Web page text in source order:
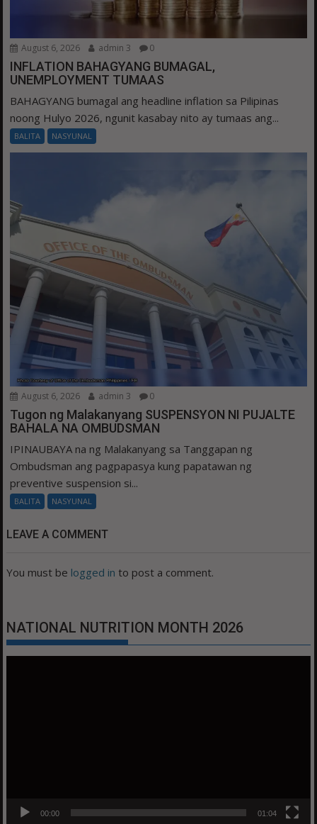
August 6, 2026 admin 3 0
INFLATION BAHAGYANG BUMAGAL,
UNEMPLOYMENT TUMAAS
BAHAGYANG bumagal ang headline inflation sa Pilipinas
noong Hulyo 2026, ngunit kasabay nito ay tumaas ang...
BALITA NASYUNAL
August 6, 2026 admin 3 0
Tugon ng Malakanyang SUSPENSYON NI PUJALTE
BAHALA NA OMBUDSMAN
IPINAUBAYA na ng Malakanyang sa Tanggapan ng
Ombudsman ang pagpapasya kung papatawan ng
preventive suspension si...
BALITA NASYUNAL
LEAVE A COMMENT
You must be logged in to post a comment.
NATIONAL NUTRITION MONTH 2026
00:00 01:04